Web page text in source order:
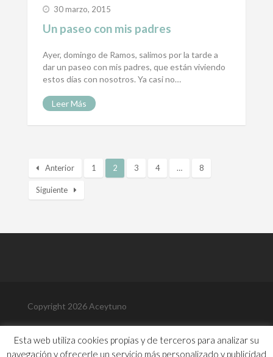
30 marzo, 2015
Un paseo con mis padres
Ayer, domingo de Ramos, salimos por la tarde a
dar un paseo con mis padres, que están viviendo
estos días con nosotros. Ya casi no…
Leer Más
Anterior 1 2 3 4 … 8
Siguiente
Copyright 2026 Aceytuno
Política de Cookies
Aviso Legal
Esta web utiliza cookies propias y de terceros para analizar su
navegación y ofrecerle un servicio más personalizado y publicidad